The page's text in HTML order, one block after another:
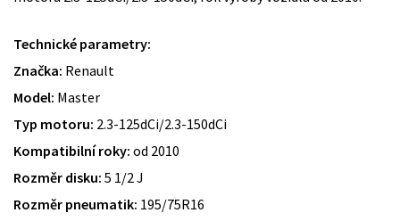
Technické parametry:
Značka: Renault
Model: Master
Typ motoru: 2.3-125dCi/2.3-150dCi
Kompatibilní roky: od 2010
Rozměr disku: 5 1/2 J
Rozměr pneumatik: 195/75R16